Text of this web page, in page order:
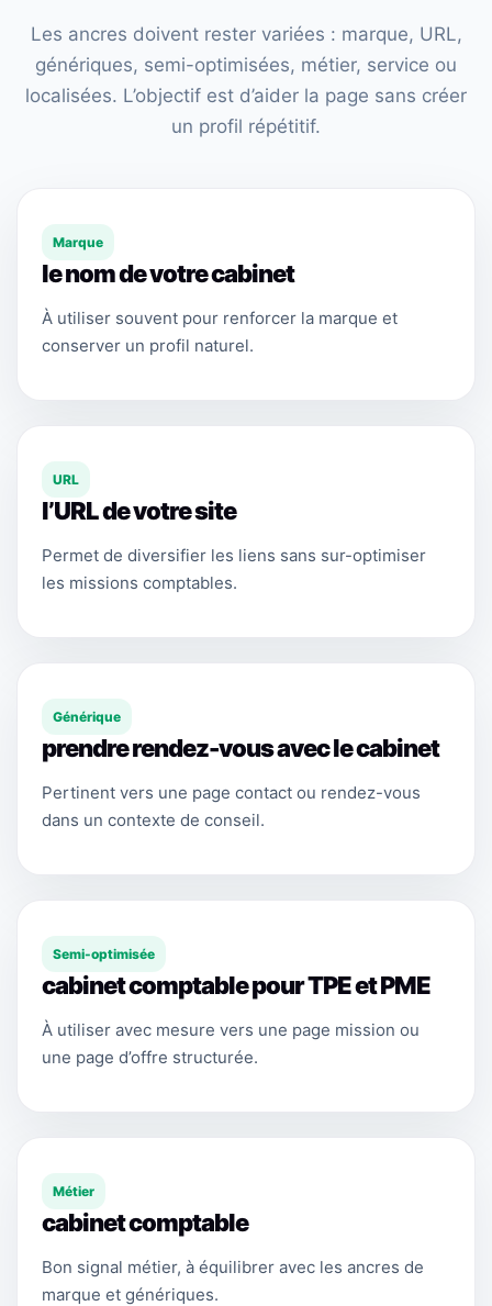
Les ancres doivent rester variées : marque, URL,
génériques, semi-optimisées, métier, service ou
localisées. L’objectif est d’aider la page sans créer
un profil répétitif.
Marque
le nom de votre cabinet
À utiliser souvent pour renforcer la marque et
conserver un profil naturel.
URL
l’URL de votre site
Permet de diversifier les liens sans sur-optimiser
les missions comptables.
Générique
prendre rendez-vous avec le cabinet
Pertinent vers une page contact ou rendez-vous
dans un contexte de conseil.
Semi-optimisée
cabinet comptable pour TPE et PME
À utiliser avec mesure vers une page mission ou
une page d’offre structurée.
Métier
cabinet comptable
Bon signal métier, à équilibrer avec les ancres de
marque et génériques.